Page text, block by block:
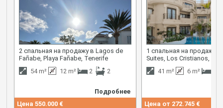
2 спальная на продажу в Lagos de
Fañabe, Playa Fañabe, Tenerife
54 m²
12 m² 2 2
Подробнее
Цена 550.000 €
1 спальная на продажу в
Suites, Los Cristianos,
41 m²
6 m²
Цена от 272.745 €